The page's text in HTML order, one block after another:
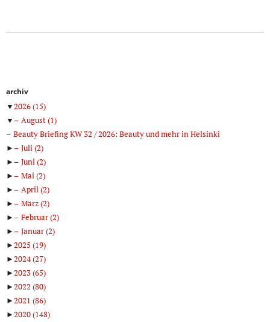
archiv
▼2026(15)
▼
August(1)
Beauty Briefing KW 32 / 2026: Beauty und mehr in Helsinki
►
Juli(2)
►
Juni(2)
►
Mai(2)
►
April(2)
►
März(2)
►
Februar(2)
►
Januar(2)
►2025 (19)
►2024(27)
►2023(65)
►2022 (80)
►2021 (86)
►2020(148)